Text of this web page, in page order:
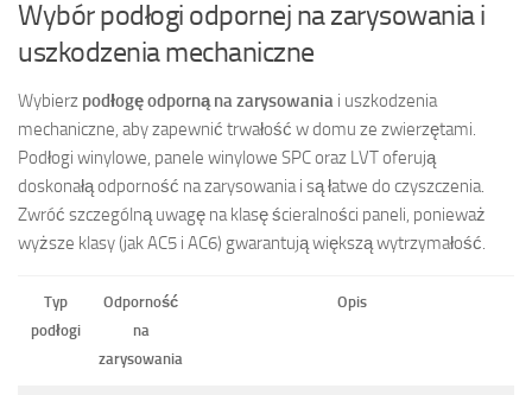
Wybór podłogi odpornej na zarysowania i
uszkodzenia mechaniczne
Wybierz podłogę odporną na zarysowania i uszkodzenia
mechaniczne, aby zapewnić trwałość w domu ze zwierzętami.
Podłogi winylowe, panele winylowe SPC oraz LVT oferują
doskonałą odporność na zarysowania i są łatwe do czyszczenia.
Zwróć szczególną uwagę na klasę ścieralności paneli, ponieważ
wyższe klasy (jak AC5 i AC6) gwarantują większą wytrzymałość.
Typ
podłogi
Odporność
na
zarysowania
Opis